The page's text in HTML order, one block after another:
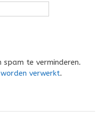
spam te verminderen.
worden verwerkt.